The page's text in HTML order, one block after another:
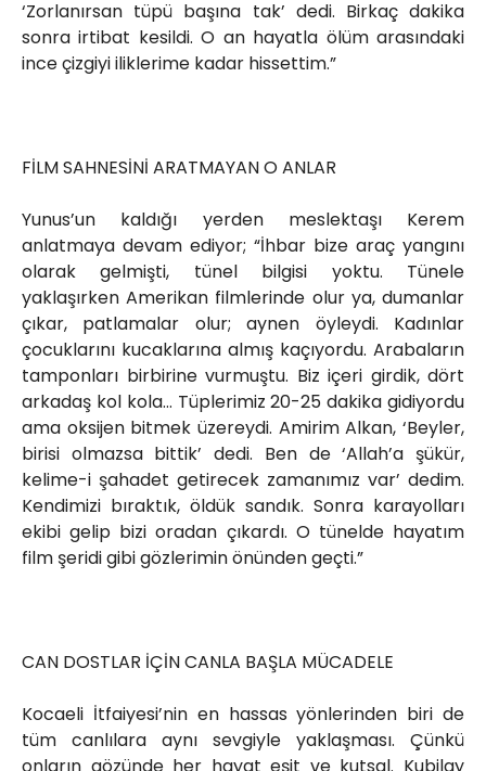
‘Zorlanırsan tüpü başına tak’ dedi. Birkaç dakika
sonra irtibat kesildi. O an hayatla ölüm arasındaki
ince çizgiyi iliklerime kadar hissettim.”
FİLM SAHNESİNİ ARATMAYAN O ANLAR
Yunus’un kaldığı yerden meslektaşı Kerem
anlatmaya devam ediyor; “İhbar bize araç yangını
olarak gelmişti, tünel bilgisi yoktu. Tünele
yaklaşırken Amerikan filmlerinde olur ya, dumanlar
çıkar, patlamalar olur; aynen öyleydi. Kadınlar
çocuklarını kucaklarına almış kaçıyordu. Arabaların
tamponları birbirine vurmuştu. Biz içeri girdik, dört
arkadaş kol kola… Tüplerimiz 20-25 dakika gidiyordu
ama oksijen bitmek üzereydi. Amirim Alkan, ‘Beyler,
birisi olmazsa bittik’ dedi. Ben de ‘Allah’a şükür,
kelime-i şahadet getirecek zamanımız var’ dedim.
Kendimizi bıraktık, öldük sandık. Sonra karayolları
ekibi gelip bizi oradan çıkardı. O tünelde hayatım
film şeridi gibi gözlerimin önünden geçti.”
CAN DOSTLAR İÇİN CANLA BAŞLA MÜCADELE
Kocaeli İtfaiyesi’nin en hassas yönlerinden biri de
tüm canlılara aynı sevgiyle yaklaşması. Çünkü